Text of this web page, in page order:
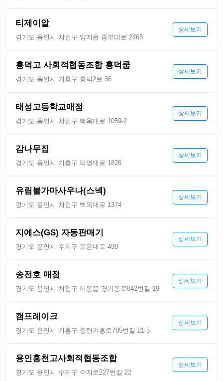
티제이알
경기도 용인시 처인구 양지읍 중부대로 2465
상세보기
흥덕고 사회적협동조합 흥덕쿱
경기도 용인시 기흥구 흥덕2로 36
상세보기
태성고등학교매점
경기도 용인시 처인구 백옥대로 1059-2
상세보기
감나무집
경기도 용인시 기흥구 덕영대로 1826
상세보기
유림불가마사우나(스넥)
경기도 용인시 처인구 백옥대로 1374
상세보기
지에스(GS) 자동판매기
경기도 용인시 수지구 포은대로 499
상세보기
송전호 매점
경기도 용인시 처인구 이동읍 경기동로842번길 19
상세보기
캠프레이크
경기도 용인시 기흥구 동탄기흥로785번길 21-5
상세보기
용인홍천고사회적협동조합
경기도 용인시 수지구 수지로227번길 22
상세보기